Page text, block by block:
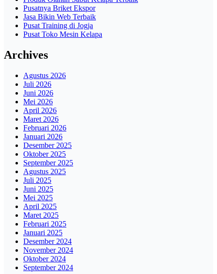
Pusatnya Briket Ekspor
Jasa Bikin Web Terbaik
Pusat Training di Jogja
Pusat Toko Mesin Kelapa
Archives
Agustus 2026
Juli 2026
Juni 2026
Mei 2026
April 2026
Maret 2026
Februari 2026
Januari 2026
Desember 2025
Oktober 2025
September 2025
Agustus 2025
Juli 2025
Juni 2025
Mei 2025
April 2025
Maret 2025
Februari 2025
Januari 2025
Desember 2024
November 2024
Oktober 2024
September 2024